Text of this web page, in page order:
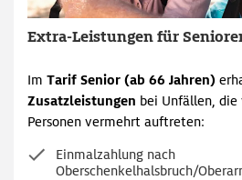
Extra-Leistungen für
Im Tarif Senior (ab 66 Jahren)
Zusatzleistungen bei Unfällen,
Personen vermehrt auftreten:
Einmalzahlung nach
Oberschenkelhalsbruch/